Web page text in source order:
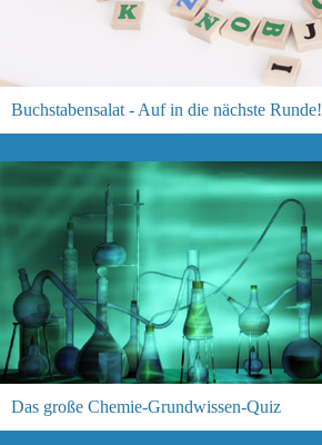
Buchstabensalat - Auf in die nächste Runde!
Das große Chemie-Grundwissen-Quiz